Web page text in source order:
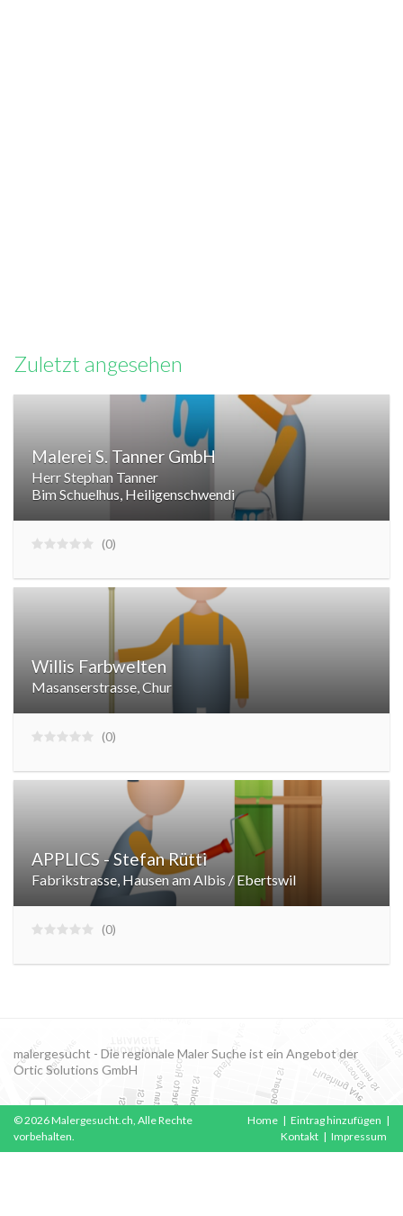
Zuletzt angesehen
Malerei S. Tanner GmbH
Herr Stephan Tanner
Bim Schuelhus, Heiligenschwendi
0
Willis Farbwelten
Masanserstrasse, Chur
0
APPLICS - Stefan Rütti
Fabrikstrasse, Hausen am Albis / Ebertswil
0
malergesucht - Die regionale Maler Suche ist ein Angebot der
Ortic Solutions GmbH
© 2026 Malergesucht.ch, Alle Rechte
vorbehalten.
Home | Eintrag hinzufügen |
Kontakt | Impressum